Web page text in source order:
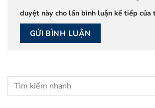
duyệt này cho lần bình luận kế tiếp của